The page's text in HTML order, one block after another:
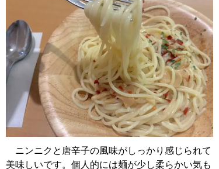
ニンニクと唐辛子の風味がしっかり感じられて
美味しいです。個人的には麺が少し柔らかい気も